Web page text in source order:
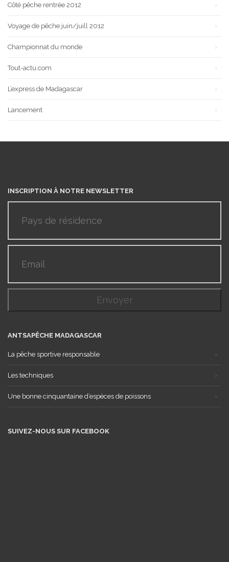
Côté pêche rentrée 2012
Voyage de pêche juin/juill 2012
Championnat du monde
Tout-actu.com
L’express de Madagascar
Lancement
INSCRIPTION À NOTRE NEWSLETTER
ANTSAPÊCHE MADAGASCAR
La pêche sportive responsable
Les techniques
Une bonne cinquantaine d’espèces de poissons
SUIVEZ-NOUS SUR FACEBOOK